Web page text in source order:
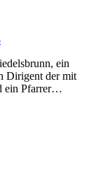
ein
Dirigent der mit
ein Pfarrer…